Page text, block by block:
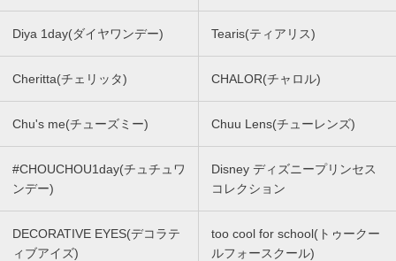
Diya 1day(ダイヤワンデー) Tearis(ティアリス)
Cheritta(チェリッタ) CHALOR(チャロル)
Chu's me(チューズミー) Chuu Lens(チューレンズ)
#CHOUCHOU1day(チュチュワ
ンデー)
Disney ディズニープリンセス
コレクション
DECORATIVE EYES(デコラテ
ィブアイズ)
too cool for school(トゥークー
ルフォースクール)